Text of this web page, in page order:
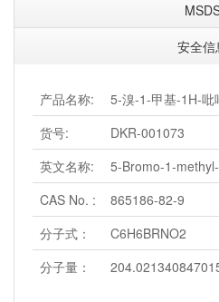
安全信
产品名称:
5-溴-1-甲基-1H-吡
货号:
DKR-001073
英文名称:
5-Bromo-1-
CAS No. :
865186-82-9
分子式：
C6H6BRNO2
分子量：